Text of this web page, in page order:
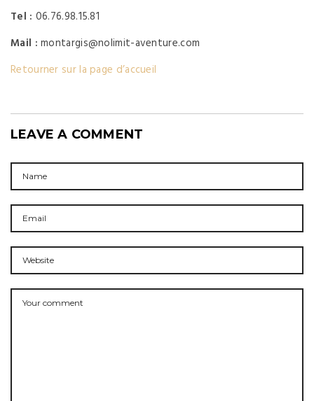
Tel : 06.76.98.15.81
Mail :montargis@nolimit-aventure.com
Retourner sur la page d’accueil
LEAVE A COMMENT